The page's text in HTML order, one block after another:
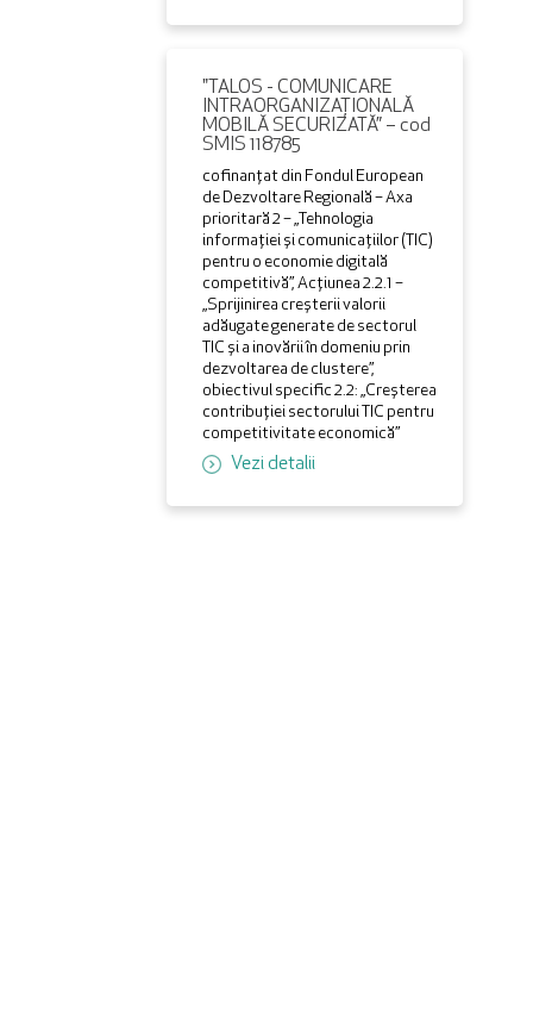
"TALOS - COMUNICARE
INTRAORGANIZAŢIONALĂ
MOBILĂ SECURIZATĂ” – cod
SMIS 118785
cofinanțat din Fondul European
de Dezvoltare Regională – Axa
prioritară 2 – „Tehnologia
informației și comunicațiilor (TIC)
pentru o economie digitală
competitivă”, Acțiunea 2.2.1 –
„Sprijinirea creșterii valorii
adăugate generate de sectorul
TIC și a inovării în domeniu prin
dezvoltarea de clustere”,
obiectivul specific 2.2: „Creșterea
contribuției sectorului TIC pentru
competitivitate economică”
Vezi detalii